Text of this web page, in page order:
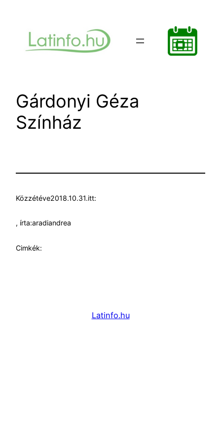
tartalomhoz
Gárdonyi Géza
Színház
Közzétéve2018.10.31.itt:
, írta:aradiandrea
Cimkék:
Latinfo.hu